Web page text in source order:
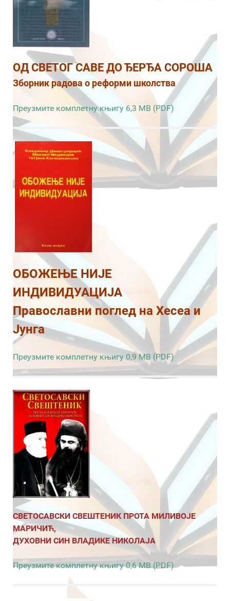
ОД СВЕТОГ САВЕ ДО ЂЕРЂА СОРОША
Зборник радова о реформи школства
Преузмите комплетну књигу 6,3 MB (PDF)
ОБОЖЕЊЕ НИЈЕ
ИНДИВИДУАЦИЈА
Православни поглед на Хесеа и
Јунга
Преузмите комплетну књигу 0,9 MB (PDF)
СВЕТОСАВСКИ СВЕШТЕНИК ПРОТА МИЛИВОЈЕ
МАРИЧИЋ,
ДУХОВНИ СИН ВЛАДИКЕ НИКОЛАЈА
Преузмите комплетну књигу 0,6 MB (PDF)